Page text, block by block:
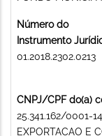
Número do
Instrumento
01.2018.2302.0213
CNPJ/CPF do(a)
25.341.162/0001-
EXPORTACAO E